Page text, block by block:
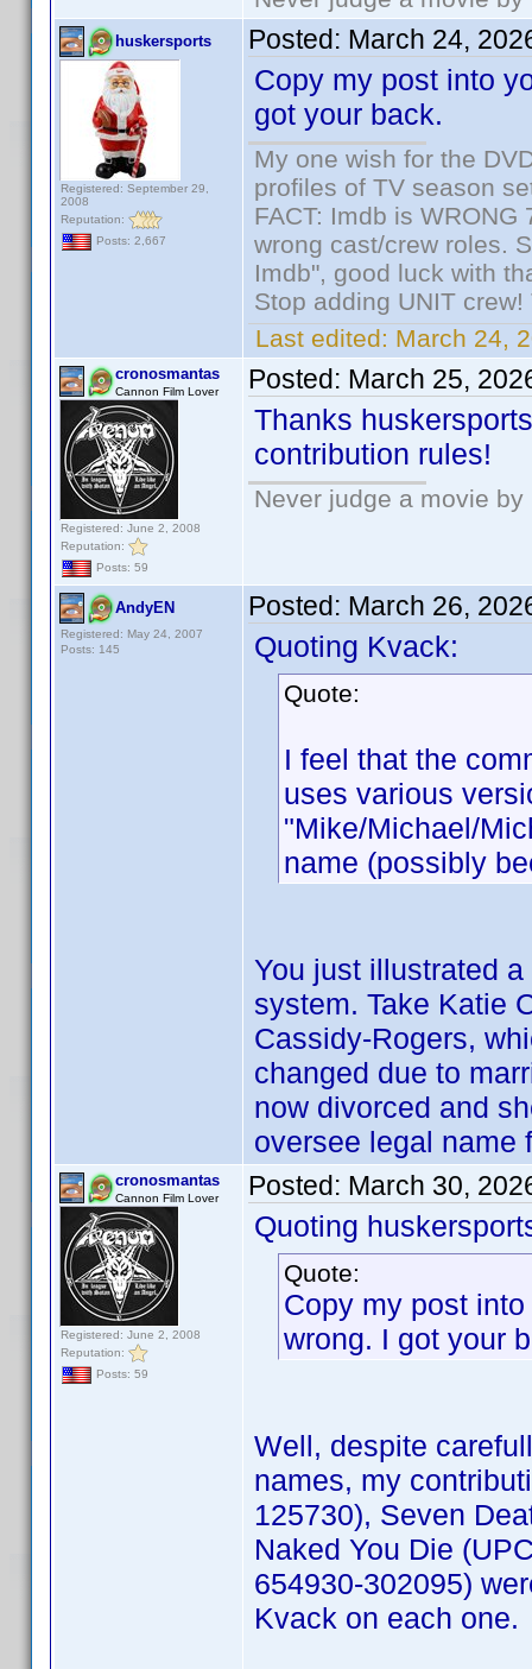
huskersports
Registered: September 29,
2008
Reputation:
Posts: 2,667
Posted: March 24,
Copy my post into
got your back.
My one wish for the
profiles of TV season
FACT: Imdb is
wrong cast/crew roles.
Imdb", good luck with
Stop adding UNIT
Last edited: March 24,
cronosmantas
Cannon Film Lover
Registered: June 2, 2008
Reputation:
Posts: 59
Posted: March 25,
Thanks
contribution rules!
Never judge a movie
AndyEN
Registered: May 24, 2007
Posts: 145
Posted: March 26,
Quoting Kvack:
Quote:
I feel that the
uses various
"Mike/Michael/
name (possibly
You just illustrated
system. Take Katie
Cassidy-Rogers,
changed due to
now divorced and
oversee legal name
cronosmantas
Cannon Film Lover
Registered: June 2, 2008
Reputation:
Posts: 59
Posted: March 30,
Quoting
Quote:
Copy my post
wrong. I got your
Well, despite
names, my
125730), Seven
Naked You Die
654930-302095)
Kvack on each one.